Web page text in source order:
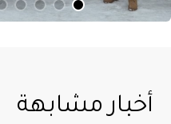
أخبار مشابهة